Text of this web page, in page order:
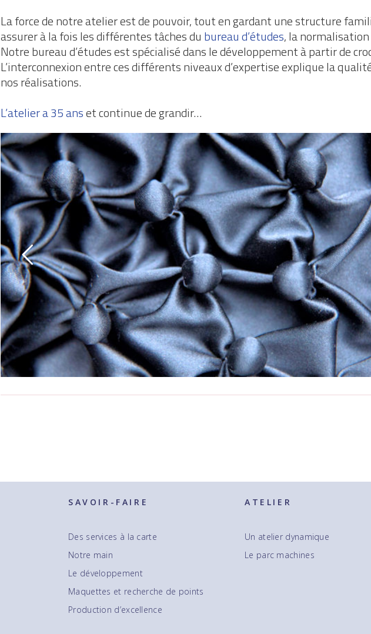
La force de notre atelier est de pouvoir, tout en gardant une structure
assurer à la fois les différentes tâches du bureau d’études, la
Notre bureau d’études est spécialisé dans le développement à partir de
L’interconnexion entre ces différents niveaux d’expertise explique la
nos réalisations.
L’atelier a 35 anset continue de grandir…
SAVOIR-FAIRE
Des services à la carte
Notre main
Le développement
Maquettes et recherche de points
Production d’excellence
ATELIER
Un atelier dynamique
Le parc machines